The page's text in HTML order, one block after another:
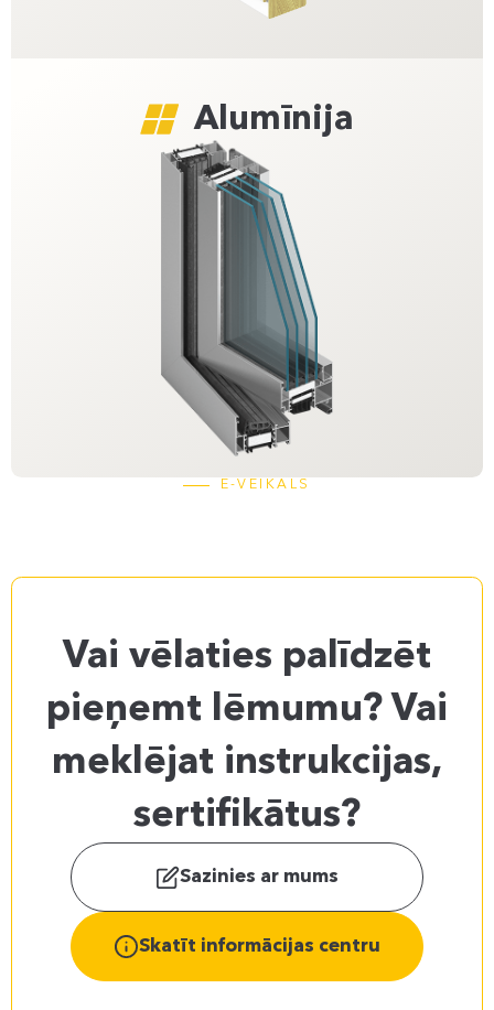
Alumīnija
E-VEIKALS
Vai vēlaties palīdzēt
pieņemt lēmumu? Vai
meklējat instrukcijas,
sertifikātus?
Sazinies ar mums
Skatīt informācijas centru